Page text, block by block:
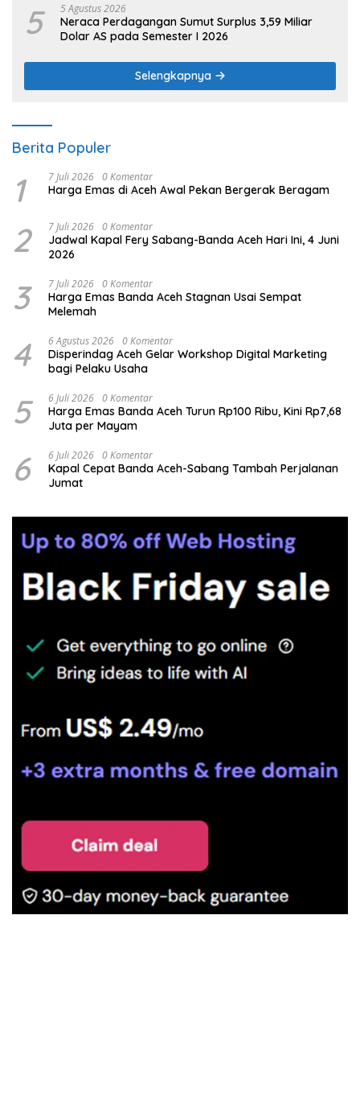
5 5 Agustus 2026
Neraca Perdagangan Sumut Surplus 3,59 Miliar
Dolar AS pada Semester I 2026
Selengkapnya
Berita Populer
1 7 Juli 2026 0 Komentar
Harga Emas di Aceh Awal Pekan Bergerak Beragam
2 7 Juli 2026 0 Komentar
Jadwal Kapal Fery Sabang-Banda Aceh Hari Ini, 4 Juni
2026
3 7 Juli 2026 0 Komentar
Harga Emas Banda Aceh Stagnan Usai Sempat
Melemah
4 6 Agustus 2026 0 Komentar
Disperindag Aceh Gelar Workshop Digital Marketing
bagi Pelaku Usaha
5 6 Juli 2026 0 Komentar
Harga Emas Banda Aceh Turun Rp100 Ribu, Kini Rp7,68
Juta per Mayam
6 6 Juli 2026 0 Komentar
Kapal Cepat Banda Aceh-Sabang Tambah Perjalanan
Jumat